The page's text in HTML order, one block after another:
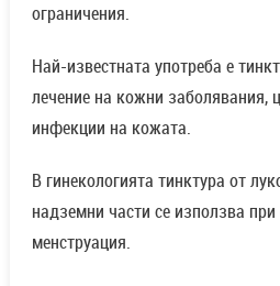
ограничения.
Най-известната употреба е
лечение на кожни заболявания,
инфекции на кожата.
В гинекологията тинктура от
надземни части се използва
менструация.